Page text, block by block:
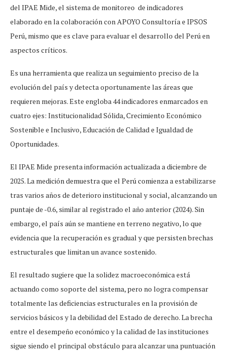
del IPAE Mide, el sistema de monitoreo de indicadores
elaborado en la colaboración con APOYO Consultoría e IPSOS
Perú, mismo que es clave para evaluar el desarrollo del Perú en
aspectos críticos.
Es una herramienta que realiza un seguimiento preciso de la
evolución del país y detecta oportunamente las áreas que
requieren mejoras. Este engloba 44 indicadores enmarcados en
cuatro ejes: Institucionalidad Sólida, Crecimiento Económico
Sostenible e Inclusivo, Educación de Calidad e Igualdad de
Oportunidades.
El IPAE Mide presenta información actualizada a diciembre de
2025. La medición demuestra que el Perú comienza a estabilizarse
tras varios años de deterioro institucional y social, alcanzando un
puntaje de -0.6, similar al registrado el año anterior (2024). Sin
embargo, el país aún se mantiene en terreno negativo, lo que
evidencia que la recuperación es gradual y que persisten brechas
estructurales que limitan un avance sostenido.
El resultado sugiere que la solidez macroeconómica está
actuando como soporte del sistema, pero no logra compensar
totalmente las deficiencias estructurales en la provisión de
servicios básicos y la debilidad del Estado de derecho. La brecha
entre el desempeño económico y la calidad de las instituciones
sigue siendo el principal obstáculo para alcanzar una puntuación